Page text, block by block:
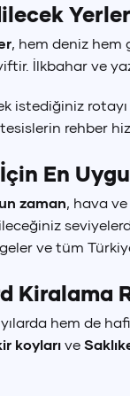
, hem deniz hem
İlkbahar ve
istediğiniz
rehber
En
zaman, hava
ve tüm
Kiralama
hem de
koyları ve